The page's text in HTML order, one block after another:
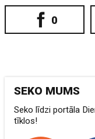
0
SEKO MUMS
Seko līdzi portāla
tīklos!